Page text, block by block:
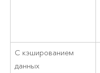
С кэшированием
данных